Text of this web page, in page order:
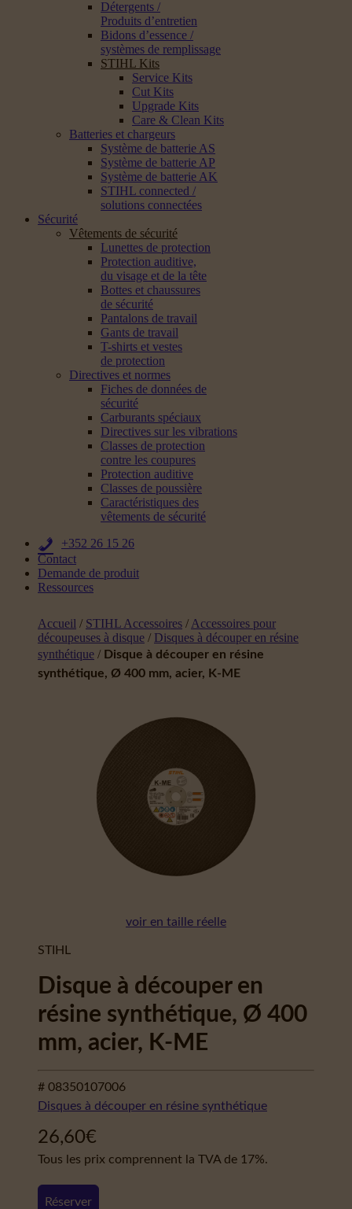
Détergents /
Produits d’entretien
Bidons d’essence /
systèmes de remplissage
STIHL Kits
Service Kits
Cut Kits
Upgrade Kits
Care & Clean Kits
Batteries et chargeurs
Système de batterie AS
Système de batterie AP
Système de batterie AK
STIHL connected /
solutions connectées
Sécurité
Vêtements de sécurité
Lunettes de protection
Protection auditive,
du visage et de la tête
Bottes et chaussures
de sécurité
Pantalons de travail
Gants de travail
T-shirts et vestes
de protection
Directives et normes
Fiches de données de
sécurité
Carburants spéciaux
Directives sur les vibrations
Classes de protection
contre les coupures
Protection auditive
Classes de poussière
Caractéristiques des
vêtements de sécurité
+352 26 15 26
Contact
Demande de produit
Ressources
Accueil / STIHL Accessoires / Accessoires pour
découpeuses à disque / Disques à découper en résine
synthétique / Disque à découper en résine
synthétique, Ø 400 mm, acier, K-ME
voir en taille réelle
STIHL
Disque à découper en
résine synthétique, Ø 400
mm, acier, K-ME
# 08350107006
Disques à découper en résine synthétique
26,60€
Tous les prix comprennent la TVA de 17%.
Réserver